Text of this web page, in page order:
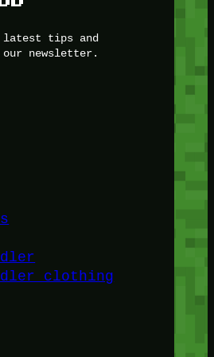
latest tips and
newsletter.
clothing